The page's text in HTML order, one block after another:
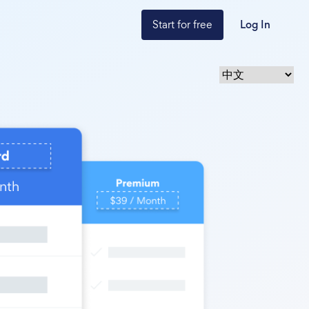
Start for free Log In